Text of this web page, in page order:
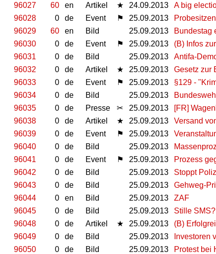
96027
60 en Artikel ★ 24.09.2013
A big
96028
0 de Event ⚑ 25.09.2013
96029
60 en Bild 25.09.2013
Bundestag
96030
0 de Event ⚑ 25.09.2013
(B) Infos
96031
0 de Bild 25.09.2013
Antifa-
96032
0 de Artikel ★ 25.09.2013
Gesetz zur
96033
0 de Event ⚑ 25.09.2013
§129 -
96034
0 de Bild 25.09.2013
96035
0 de Presse ✂ 25.09.2013
[FR]
96038
0 de Artikel ★ 25.09.2013
Versand
96039
0 de Event ⚑ 25.09.2013
96040
0 de Bild 25.09.2013
96041
0 de Event ⚑ 25.09.2013
Prozess
96042
0 de Bild 25.09.2013
Stoppt
96043
0 de Bild 25.09.2013
Gehweg-
96044
0 en Bild 25.09.2013
ZAF
96045
0 de Bild 25.09.2013
Stille SMS?
96048
0 de Artikel ★ 25.09.2013
(B)
96049
0 de Bild 25.09.2013
Investoren
96050
0 de Bild 25.09.2013
Protest bei